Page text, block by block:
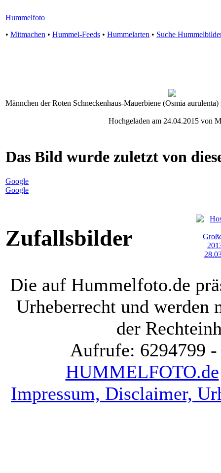
Hummelfoto
• Mitmachen • Hummel-Feeds • Hummelarten • Suche
Männchen der Roten Schneckenhaus-Mauerbiene (Osmia
Hochgeladen am 24.04.2015 von
Das Bild wurde zuletzt von
Google
Google
Zufallsbilder
Die auf Hummelfoto.de
Urheberrecht und werden
der
Aufrufe: 6294799
HUMMELFOTO.de
Impressum, Disclaimer,